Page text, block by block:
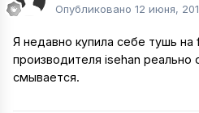
Опубликовано 12 июня,
Я недавно купила себе тушь на
производителя isehan реально
смывается.